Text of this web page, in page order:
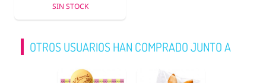
SIN STOCK
OTROS USUARIOS HAN COMPRADO JUNTO A